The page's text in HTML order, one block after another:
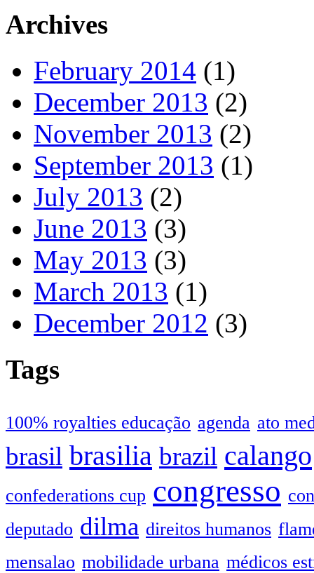
Archives
February 2014 (1)
December 2013 (2)
November 2013 (2)
September 2013 (1)
July 2013 (2)
June 2013 (3)
May 2013 (3)
March 2013 (1)
December 2012 (3)
Tags
100% royalties educação agenda ato
brasil brasilia brazil calango
confederations cup congresso
deputado dilma direitos humanos
mensalao mobilidade urbana médicos